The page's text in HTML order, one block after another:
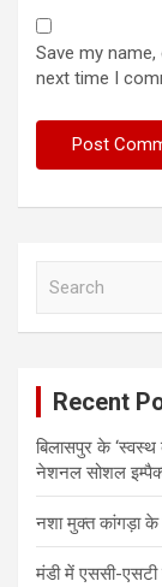
Save my
next time I
Recent
बिलासपुर के ‘स्वस्थ
नेशनल सोशल
नशा मुक्त कांगड़ा
मंडी में एससी-एसटी